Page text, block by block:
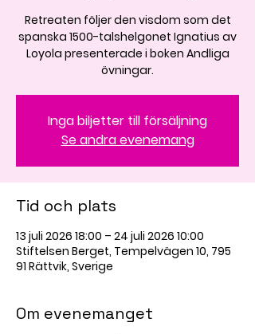
Retreaten följer den visdom som det
spanska 1500-talshelgonet Ignatius av
Loyola presenterade i boken Andliga
övningar.
Inga biljetter till försäljning
Se andra evenemang
Tid och plats
13 juli 2026 18:00 – 24 juli 2026 10:00
Stiftelsen Berget, Tempelvägen 10, 795
91 Rättvik, Sverige
Om evenemanget